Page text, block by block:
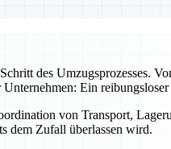
des Umzugsprozesses.
Ein
von Transport,
dem Zufall überlassen wird.